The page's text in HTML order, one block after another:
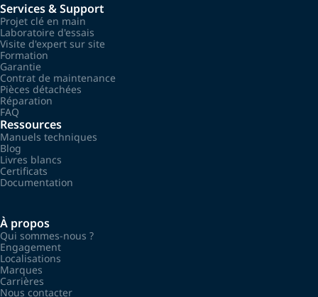
Services & Support
Projet clé en main
Laboratoire d'essais
Visite d'expert sur site
Formation
Garantie
Contrat de maintenance
Pièces détachées
Réparation
FAQ
Ressources
Manuels techniques
Blog
Livres blancs
Certificats
Documentation
À propos
Qui sommes-nous ?
Engagement
Localisations
Marques
Carrières
Nous contacter